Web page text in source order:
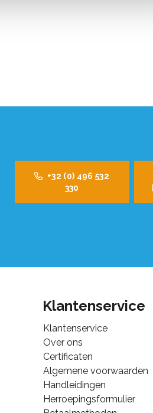
+32 (0) 496 532
330
Klantenservice
Klantenservice
Over ons
Certificaten
Algemene voorwaarden
Handleidingen
Herroepingsformulier